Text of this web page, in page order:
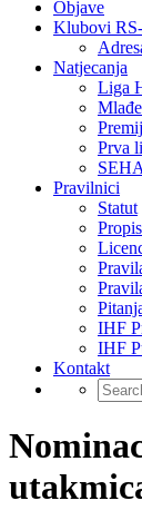
Objave
Klubovi
Natjecanja
Liga
Prva
Pravilnici
Statut
IHF
IHF
Kontakt